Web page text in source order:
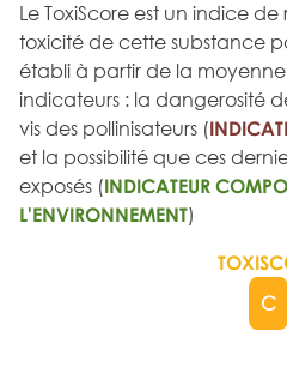
Le ToxiScore est un indice
toxicité de cette substance
établi à partir de la
indicateurs : la dangerosité
vis des pollinisateurs (
et la possibilité que ces
exposés (INDICATEUR
L'ENVIRONNEMENT)
C